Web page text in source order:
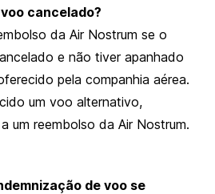
cancelado?
da Air Nostrum se o
e não tiver apanhado
pela companhia aérea.
um voo alternativo,
um reembolso da Air Nostrum.
de voo se